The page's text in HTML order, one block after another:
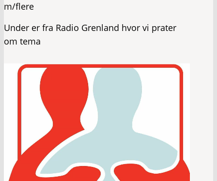
m/flere
Under er fra Radio Grenland hvor vi prater
om tema